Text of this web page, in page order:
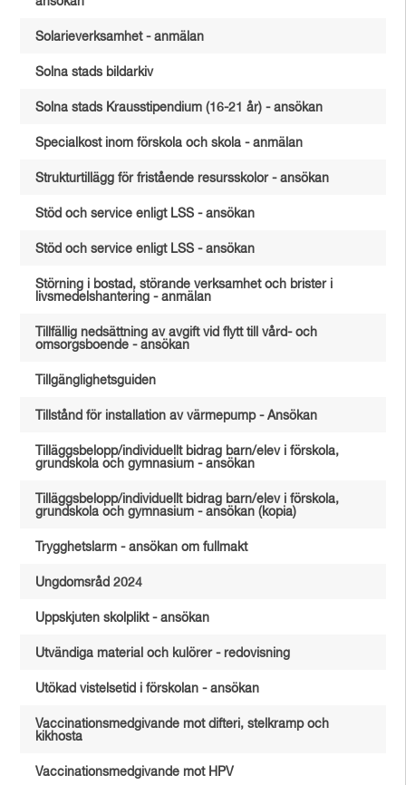
Solarieverksamhet - anmälan
Solna stads bildarkiv
Solna stads Krausstipendium (16-21 år) - ansökan
Specialkost inom förskola och skola - anmälan
Strukturtillägg för fristående resursskolor - ansökan
Stöd och service enligt LSS - ansökan
Stöd och service enligt LSS - ansökan
Störning i bostad, störande verksamhet och brister i
livsmedelshantering - anmälan
Tillfällig nedsättning av avgift vid flytt till vård- och
omsorgsboende - ansökan
Tillgänglighetsguiden
Tillstånd för installation av värmepump - Ansökan
Tilläggsbelopp/individuellt bidrag barn/elev i förskola,
grundskola och gymnasium - ansökan
Tilläggsbelopp/individuellt bidrag barn/elev i förskola,
grundskola och gymnasium - ansökan (kopia)
Trygghetslarm - ansökan om fullmakt
Ungdomsråd 2024
Uppskjuten skolplikt - ansökan
Utvändiga material och kulörer - redovisning
Utökad vistelsetid i förskolan - ansökan
Vaccinationsmedgivande mot difteri, stelkramp och
kikhosta
Vaccinationsmedgivande mot HPV